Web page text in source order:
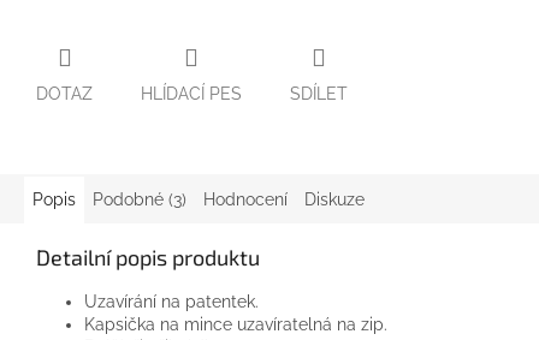
DOTAZ HLÍDACÍ PES SDÍLET
Popis Podobné (3) Hodnocení Diskuze
Detailní popis produktu
Uzavírání na patentek.
Kapsička na mince uzavíratelná na zip.